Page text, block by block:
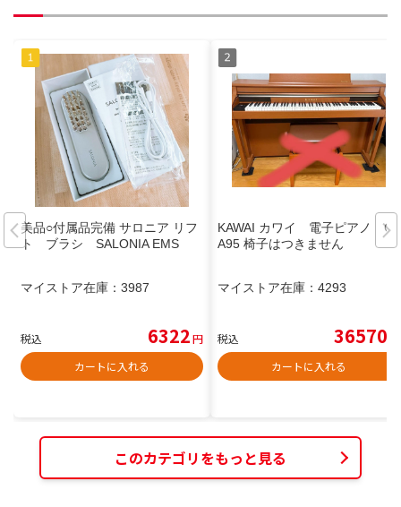
美品○付属品完備 サロニア リフ
ト ブラシ SALONIA EMS
マイストア在庫： 3987
税込 6322円
カートに入れる
KAWAI カワイ 電子ピアノ C
A95 椅子はつきません
マイストア在庫： 4293
税込 36570
カートに入れる
このカテゴリをもっと見る